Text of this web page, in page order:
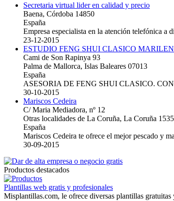
Secretaria virtual lider en calidad y precio
Baena, Córdoba 14850
España
Empresa especialista en la atención telefónica a
23-12-2015
ESTUDIO FENG SHUI CLASICO
Cami de Son Rapinya 93
Palma de Mallorca, Islas Baleares 07013
España
ASESORIA DE FENG SHUI CLASICO.
30-10-2015
Mariscos Cedeira
C/ Maria Mediadora, nº 12
Otras localidades de La Coruña, La Coruña
España
Mariscos Cedeira te ofrece el mejor pescado y
30-09-2015
Productos destacados
Plantillas web gratis y profesionales
Misplantillas.com, le ofrece diversas plantillas gratuitas